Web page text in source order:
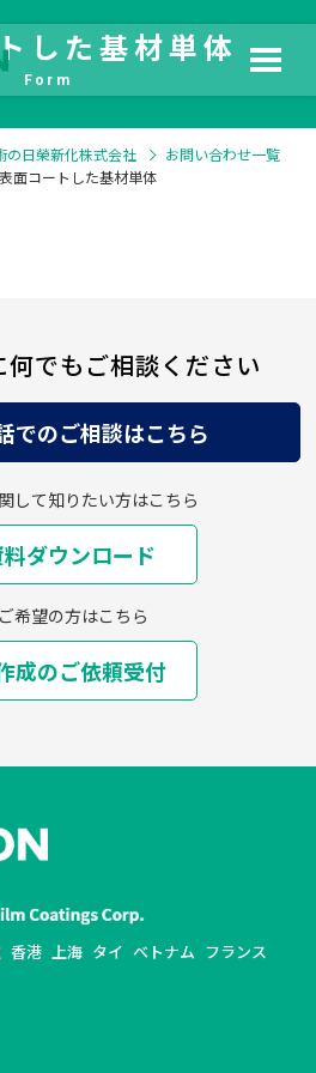
日榮新化の技術
よくある質問
会社情報
NEION Blog
した基材単体
Form
の日榮新化株式会社
お問い合わせ一覧
表面コートした基材単体
何でもご相談ください
でのご相談はこちら
ダウンロード
して知りたい方はこちら
成のご依頼受付
希望の方はこちら
香港 上海 タイ ベトナム フランス